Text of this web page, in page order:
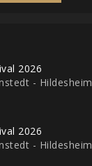
2026
- Hildesheim
2026
- Hildesheim